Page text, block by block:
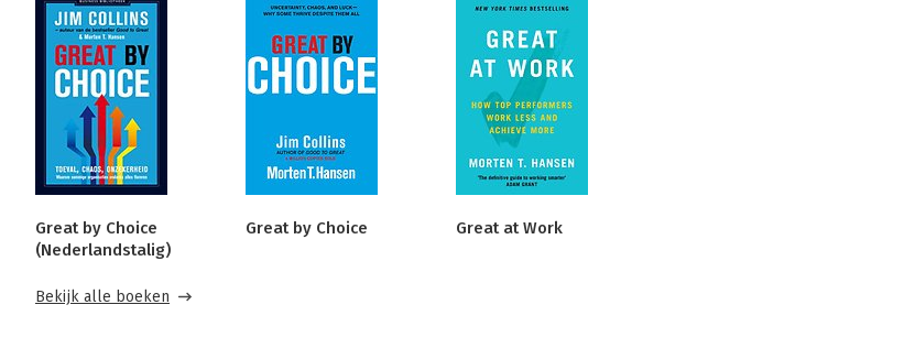
Great by Choice
(Nederlandstalig)
Great by Choice Great at Work
Bekijk alle boeken